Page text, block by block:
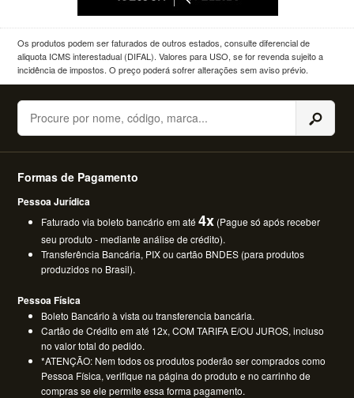
Os produtos podem ser faturados de outros estados, consulte diferencial de
aliquota ICMS interestadual (DIFAL). Valores para USO, se for revenda sujeito a
incidência de impostos. O preço poderá sofrer alterações sem aviso prévio.
Buscar
Formas de Pagamento
Pessoa Jurídica
Faturado via boleto bancário em até4x (Pague só após receber
seu produto - mediante análise de crédito).
Transferência Bancária, PIX ou cartão BNDES (para produtos
produzidos no Brasil).
Pessoa Física
Boleto Bancário à vista ou transferencia bancária.
Cartão de Crédito em até 12x, COM TARIFA E/OU JUROS, incluso
no valor total do pedido.
*ATENÇÃO: Nem todos os produtos poderão ser comprados como
Pessoa Física, verifique na página do produto e no carrinho de
compras se ele permite essa forma pagamento.